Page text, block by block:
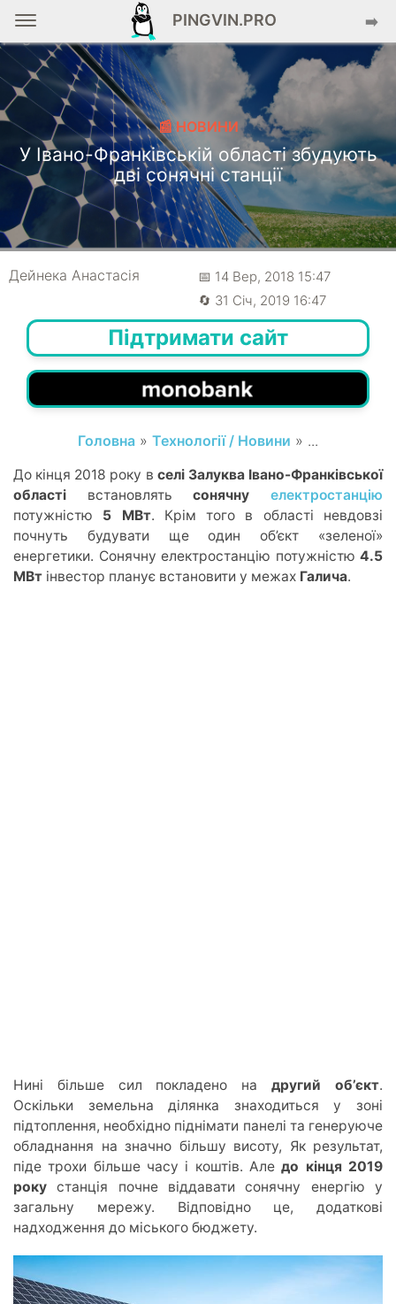
PINGVIN.PRO ➡️
📰 НОВИНИ
У Івано-Франківській області збудують
дві сонячні станції
Дейнека Анастасiя
📅 14 Вер, 2018 15:47
🔄 31 Січ, 2019 16:47
Підтримати сайт
Головна » Технології / Новини » ...
До кінця 2018 року в селі Залуква Івано-Франківської
області встановлятьсонячнуелектростанцію
потужністю 5 МВт. Крім того в області невдовзі
почнуть будувати ще один об’єкт «зеленої»
енергетики. Сонячну електростанцію потужністю 4.5
МВт інвестор планує встановити у межах Галича.
Нині більше сил покладено надругий об’єкт.
Оскільки земельна ділянка знаходиться у зоні
підтоплення, необхідно піднімати панелі та генеруюче
обладнання на значно більшу висоту, Як результат,
піде трохи більше часу і коштів. Аледо кінця 2019
року станція почне віддавати сонячну енергію у
загальну мережу. Відповідно це, додаткові
надходження до міського бюджету.